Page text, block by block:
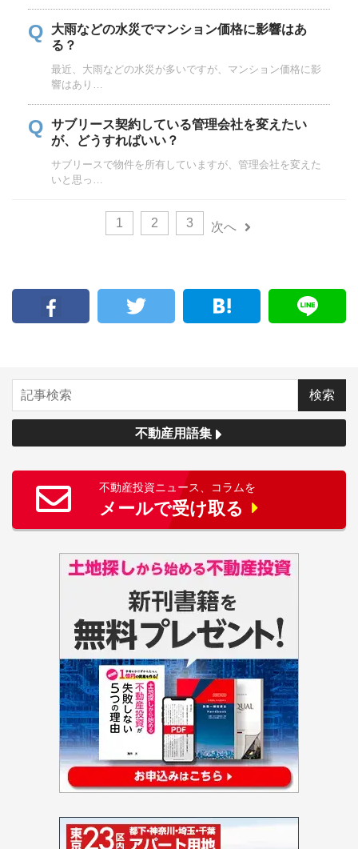
Q
大雨などの水災でマンション価格に影響はあ
る？
最近、大雨などの水災が多いですが、マンション価格に影
響はあり…
Q サブリース契約している管理会社を変えたい
が、どうすればいい？
サブリースで物件を所有していますが、管理会社を変えた
いと思っ…
1 2 3 次へ
不動産用語集
不動産投資ニュース、コラムを
メールで受け取る